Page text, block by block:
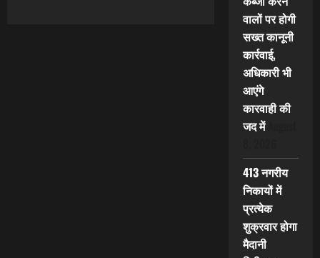
वालों पर होगी
सख्त कानूनी
कार्रवाई,
अधिकारी भी
आएंगे
कारवाही की
जद में
413 नगरीय
निकायों में
प्रत्येक
शुक्रवार होगा
मैदानी